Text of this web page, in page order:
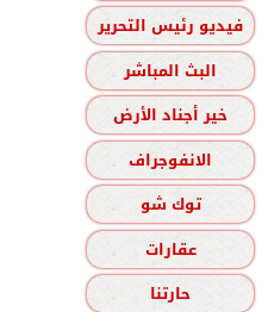
فيديو رئيس التحرير
البث المباشر
خير أجناد الأرض
الانفوجراف
توك شو
عقارات
حارتنا